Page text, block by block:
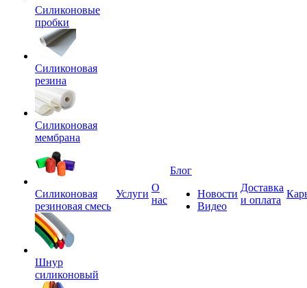
Силиконовые
пробки
Силиконовая
резина
Силиконовая
мембрана
Силиконовая
резиновая смесь
Шнур
силиконовый
Услуги
О
нас
Блог
Новости
Видео
Доставка
и оплата